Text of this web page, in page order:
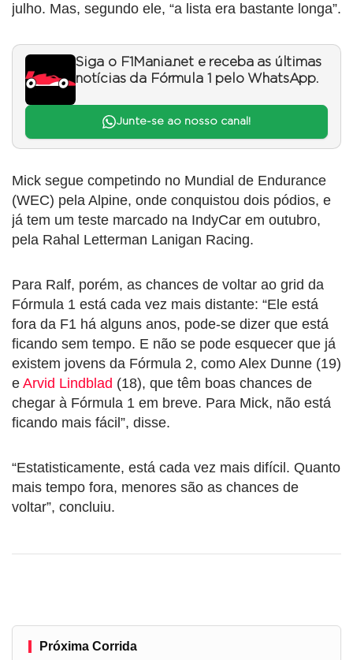
julho. Mas, segundo ele, “a lista era bastante longa”.
Siga o F1Mania.net e receba as últimas
notícias da Fórmula 1 pelo WhatsApp.
Junte-se ao nosso canal!
Mick segue competindo no Mundial de Endurance
(WEC) pela Alpine, onde conquistou dois pódios, e
já tem um teste marcado na IndyCar em outubro,
pela Rahal Letterman Lanigan Racing.
Para Ralf, porém, as chances de voltar ao grid da
Fórmula 1 está cada vez mais distante: “Ele está
fora da F1 há alguns anos, pode-se dizer que está
ficando sem tempo. E não se pode esquecer que já
existem jovens da Fórmula 2, como Alex Dunne (19)
e Arvid Lindblad (18), que têm boas chances de
chegar à Fórmula 1 em breve. Para Mick, não está
ficando mais fácil”, disse.
“Estatisticamente, está cada vez mais difícil. Quanto
mais tempo fora, menores são as chances de
voltar”, concluiu.
Próxima Corrida